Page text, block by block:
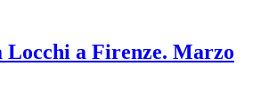
Locchi a Firenze. Marzo